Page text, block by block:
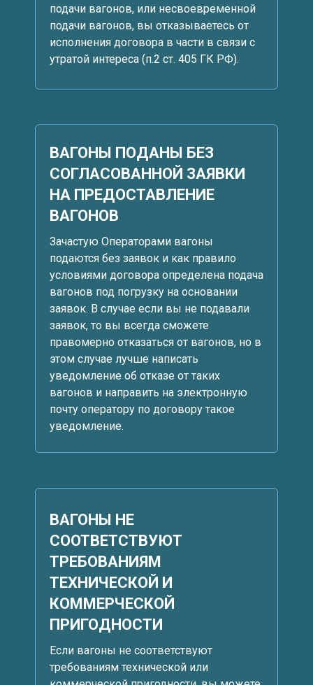
подачи вагонов, или несвоевременной
подачи вагонов, вы отказываетесь от
исполнения договора в части в связи с
утратой интереса (п.2 ст. 405 ГК РФ).
ВАГОНЫ ПОДАНЫ БЕЗ
СОГЛАСОВАННОЙ ЗАЯВКИ
НА ПРЕДОСТАВЛЕНИЕ
ВАГОНОВ
Зачастую Операторами вагоны
подаются без заявок и как правило
условиями договора определена подача
вагонов под погрузку на основании
заявок. В случае если вы не подавали
заявок, то вы всегда сможете
правомерно отказаться от вагонов, но в
этом случае лучше написать
уведомление об отказе от таких
вагонов и направить на электронную
почту оператору по договору такое
уведомление.
ВАГОНЫ НЕ
СООТВЕТСТВУЮТ
ТРЕБОВАНИЯМ
ТЕХНИЧЕСКОЙ И
КОММЕРЧЕСКОЙ
ПРИГОДНОСТИ
Если вагоны не соответствуют
требованиям технической или